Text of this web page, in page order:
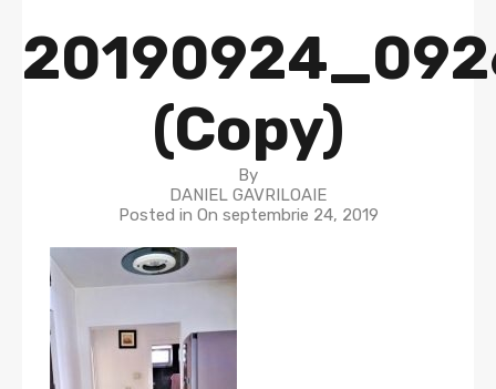
(Copy)
By
DANIEL GAVRILOAIE
Posted in On septembrie 24, 2019